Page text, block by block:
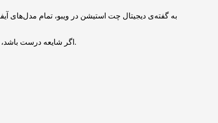
اگر شایعه درست باشد، فقط مدل‌های پرو نیستند که از حاشیه‌های باریک بهره‌مند می‌شوند و مدل پایه‌ی آیفون ۱۷ و آیفون ۱۷ ایر نیز حاشیه‌های باریک خواهند داشت.